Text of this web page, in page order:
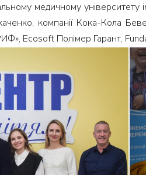
медичному університету
компанії Кока-Кола
Ecosoft Полімер Гарант,